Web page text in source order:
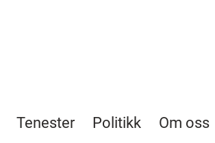
Tenester Politikk Om oss